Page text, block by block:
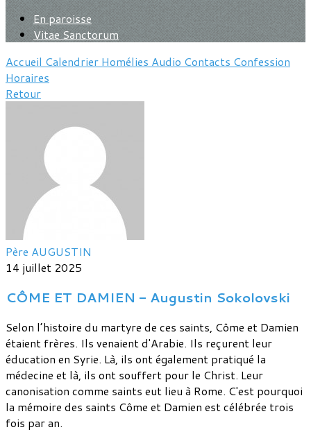
En paroisse
Vitae Sanctorum
Accueil Calendrier Homélies Audio Contacts Confession
Horaires
Retour
Père AUGUSTIN
14 juillet 2025
CÔME ET DAMIEN - Augustin Sokolovski
Selon l’histoire du martyre de ces saints, Côme et Damien
étaient frères. Ils venaient d'Arabie. Ils reçurent leur
éducation en Syrie. Là, ils ont également pratiqué la
médecine et là, ils ont souffert pour le Christ. Leur
canonisation comme saints eut lieu à Rome. C'est pourquoi
la mémoire des saints Côme et Damien est célébrée trois
fois par an.